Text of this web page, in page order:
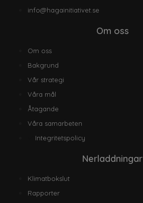
info@hagainitiativet.se
Om oss
Om oss
Bakgrund
Vår strategi
Våra mål
Åtagande
Våra samarbeten
Integritetspolicy
Nerladdningar
Klimatbokslut
Rapporter